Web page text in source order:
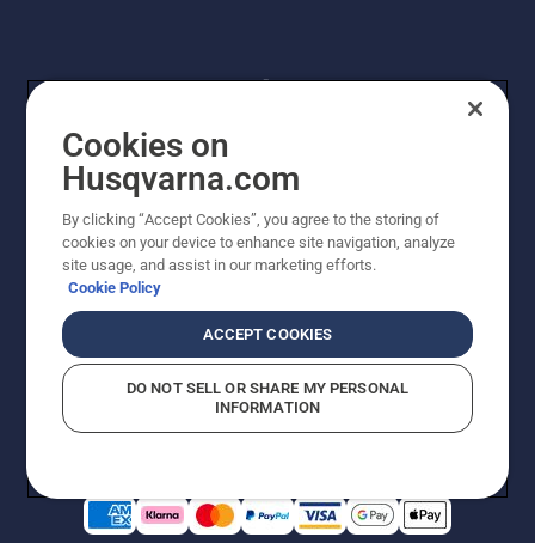
© Husqvarna AB (publ). Kaikki oikeudet pidätetään.
Hinnat ovat suositushintoja. Varaamme oikeudet
hintamuutoksiin, kirjoitus- ja sisältövirheisiin. Sivusto
pyritään pitämään mahdollisimman ajantasaisena ja
suositushintoja (sis. alv), ellei tuotetta voi ostaa
suoraan verkkosivustoltamme.
EvästekäytäntöKäyttöehdotTietosuojailmoitusTiedot
Epäillyistä rikkomuksista ilmoittaminen
Cookies on
Husqvarna.com
By clicking “Accept Cookies”, you agree to the storing of
cookies on your device to enhance site navigation, analyze
site usage, and assist in our marketing efforts.
Cookie Policy
ACCEPT COOKIES
DO NOT SELL OR SHARE MY PERSONAL
INFORMATION